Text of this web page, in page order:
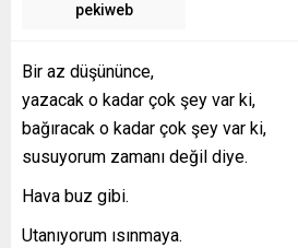
pekiweb
Bir az düşününce,
yazacak o kadar çok şey var ki,
bağıracak o kadar çok şey var ki,
susuyorum zamanı değil diye.
Hava buz gibi.
Utanıyorum ısınmaya.